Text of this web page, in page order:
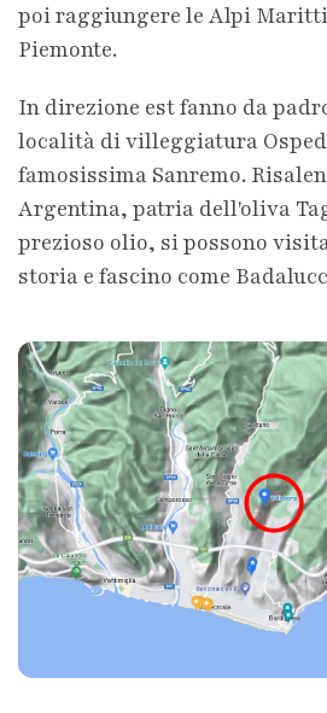
poi raggiungere le Alpi
Piemonte.
In direzione est fanno da
località di villeggiatura
famosissima Sanremo.
Argentina, patria dell'oliva
prezioso olio, si possono
storia e fascino come